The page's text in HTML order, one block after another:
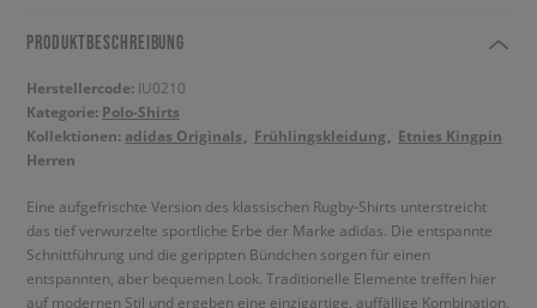
PRODUKTBESCHREIBUNG
Herstellercode: IU0210
Kategorie: Polo-Shirts
Kollektionen: adidas Originals Frühlingskleidung
Etnies Kingpin
Herren
Eine aufgefrischte Version des klassischen Rugby-Shirts unterstreicht
das tief verwurzelte sportliche Erbe der Marke adidas. Die entspannte
Schnittführung und die gerippten Bündchen sorgen für einen
entspannten, aber bequemen Look. Traditionelle Elemente treffen hier
auf modernen Stil und ergeben eine einzigartige, auffällige Kombination.